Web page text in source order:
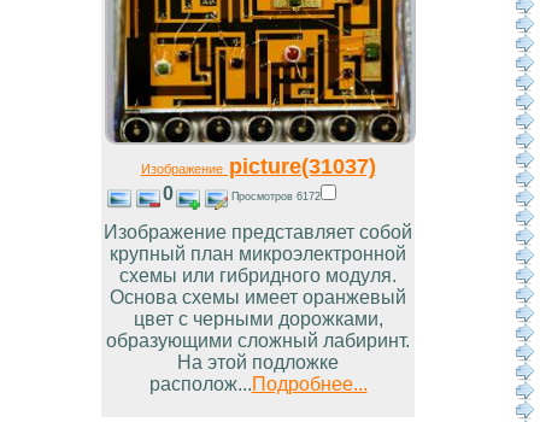
Изображениеpicture(31037)
0 Просмотров 6172
Изображение представляет собой
крупный план микроэлектронной
схемы или гибридного модуля.
Основа схемы имеет оранжевый
цвет с черными дорожками,
образующими сложный лабиринт.
На этой подложке
располож...Подробнее...